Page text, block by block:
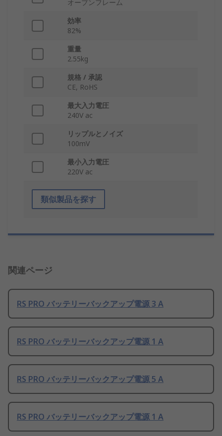
オープンフレーム
効率
82%
重量
2.55kg
規格 / 承認
CE, RoHS
最大入力電圧
240V ac
リップルとノイズ
100mV
最小入力電圧
220V ac
類似製品を探す
関連ページ
RS PRO バッテリーバックアップ電源 3 A
RS PRO バッテリーバックアップ電源 1 A
RS PRO バッテリーバックアップ電源 5 A
RS PRO バッテリーバックアップ電源 1 A